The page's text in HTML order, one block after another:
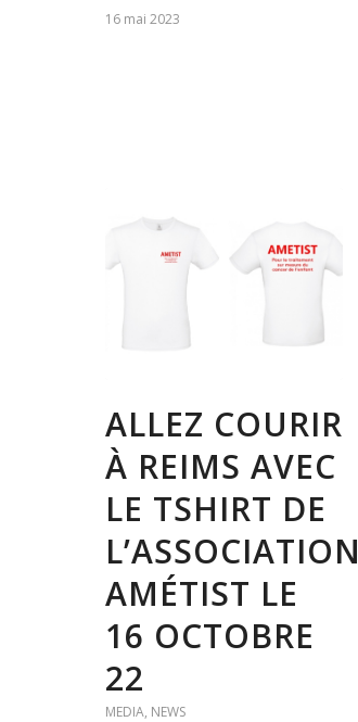
16 mai 2023
ALLEZ COURIR
À REIMS AVEC
LE TSHIRT DE
L’ASSOCIATION
AMÉTIST LE
16 OCTOBRE
22
MEDIA, NEWS